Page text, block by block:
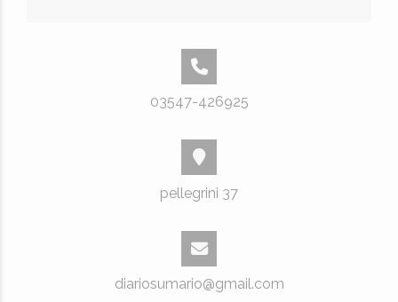
03547-426925
pellegrini 37
diariosumario@gmail.com